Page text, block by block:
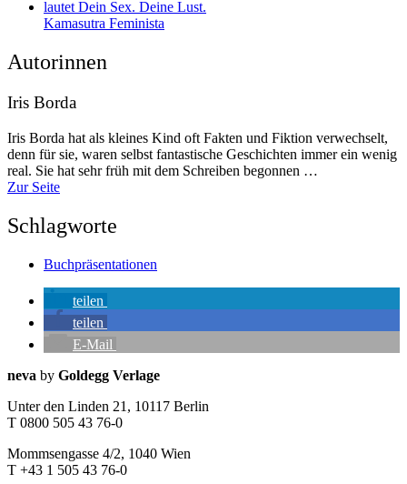
Kamasutra Feminista
Autorinnen
Iris Borda
Iris Borda hat als kleines Kind oft Fakten und Fiktion verwechselt,
denn für sie, waren selbst fantastische Geschichten immer ein wenig
real. Sie hat sehr früh mit dem Schreiben begonnen …
Zur Seite
Schlagworte
Buchpräsentationen
teilen
teilen
E-Mail
Seitenleiste
Kontaktinfos
neva by Goldegg Verlage
Unter den Linden 21, 10117 Berlin
T 0800 505 43 76-0
Mommsengasse 4/2, 1040 Wien
T +43 1 505 43 76-0